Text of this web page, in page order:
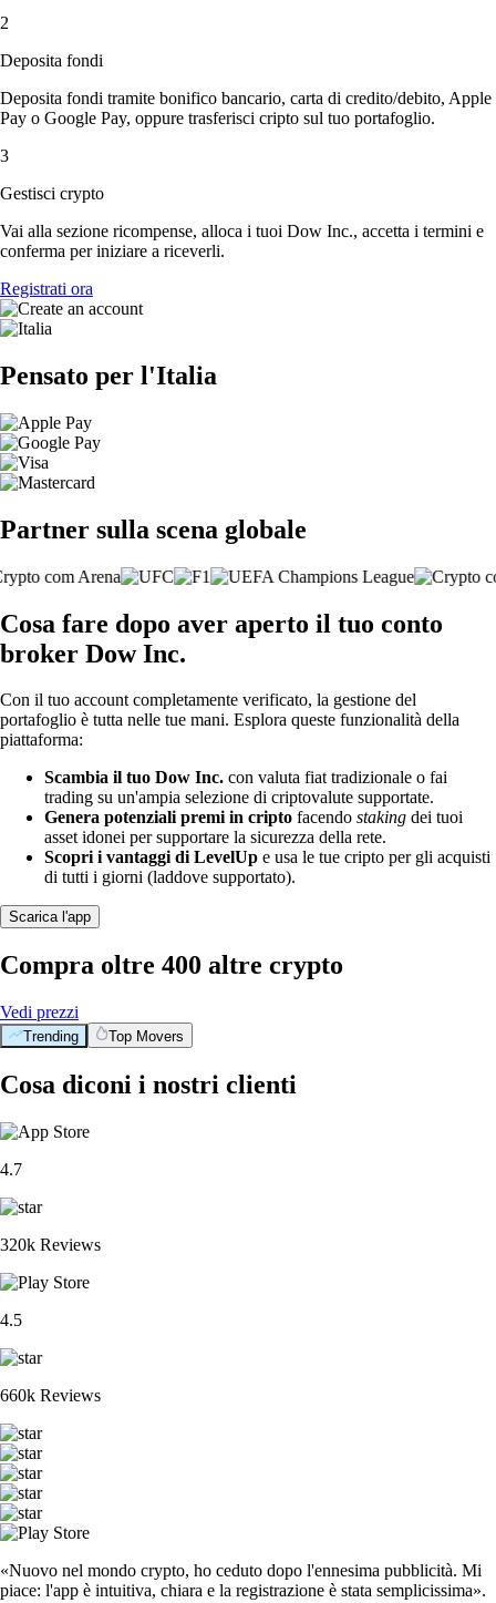
2
Deposita fondi
Deposita fondi tramite bonifico bancario, carta di credito/debito, Apple
Pay o Google Pay, oppure trasferisci cripto sul tuo portafoglio.
3
Gestisci crypto
Vai alla sezione ricompense, alloca i tuoi Dow Inc., accetta i termini e
conferma per iniziare a riceverli.
Registrati ora
Pensato per l'Italia
Partner sulla scena globale
Cosa fare dopo aver aperto il tuo conto
broker Dow Inc.
Con il tuo account completamente verificato, la gestione del
portafoglio è tutta nelle tue mani. Esplora queste funzionalità della
piattaforma:
Scambia il tuo Dow Inc. con valuta fiat tradizionale o fai
trading su un'ampia selezione di criptovalute supportate.
Genera potenziali premi in cripto facendo staking dei tuoi
asset idonei per supportare la sicurezza della rete.
Scopri i vantaggi di LevelUp e usa le tue cripto per gli acquisti
di tutti i giorni (laddove supportato).
Scarica l'app
Compra oltre 400 altre crypto
Vedi prezzi
Trending Top Movers
Cosa diconi i nostri clienti
4.7
320k Reviews
4.5
660k Reviews
«Nuovo nel mondo crypto, ho ceduto dopo l'ennesima pubblicità. Mi
piace: l'app è intuitiva, chiara e la registrazione è stata semplicissima».